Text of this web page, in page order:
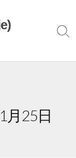
検
グ
月25日